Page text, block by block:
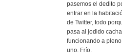
pasemos el dedito
entrar en la
de Twitter, todo
pasa al jodido
funcionando a
uno. Frío.